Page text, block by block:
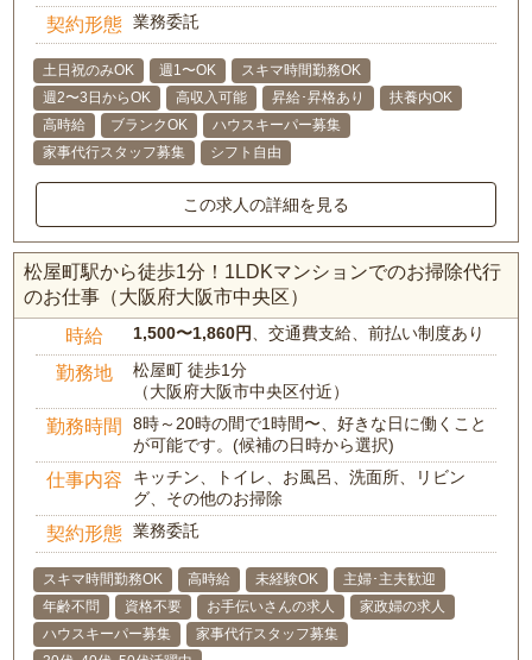
契約形態 業務委託
土日祝のみOK 週1〜OK
スキマ時間勤務OK
週2〜3日からOK
高収入可能 昇給･昇格あり
扶養内OK
高時給
ブランクOK
ハウスキーパー募集
家事代行スタッフ募集
シフト自由
この求人の詳細を見る
松屋町駅から徒歩1分！1LDKマンションでのお掃除代行
のお仕事（大阪府大阪市中央区）
時給 1,500〜1,860円 、交通費支給、前払い制度あり
勤務地
松屋町 徒歩1分
（大阪府大阪市中央区付近）
勤務時間
8時～20時の間で1時間〜、好きな日に働くこと
が可能です。(候補の日時から選択)
仕事内容
キッチン、トイレ、お風呂、洗面所、リビン
グ、その他のお掃除
契約形態 業務委託
スキマ時間勤務OK 高時給 未経験OK
主婦･主夫歓迎
年齢不問
資格不要 お手伝いさんの求人
家政婦の求人
ハウスキーパー募集
家事代行スタッフ募集